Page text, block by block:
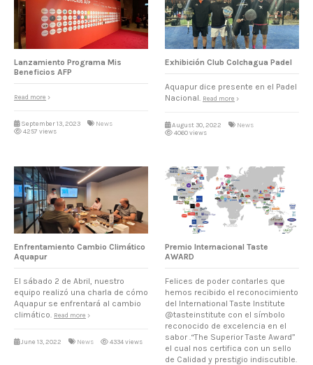
Lanzamiento Programa Mis
Beneficios AFP
Read more
September 13, 2023
News
4257 views
Exhibición Club Colchagua Padel
Aquapur dice presente en el Padel
Nacional.
Read more
August 30, 2022
News
4060 views
Enfrentamiento Cambio Climático
Aquapur
El sábado 2 de Abril, nuestro
equipo realizó una charla de cómo
Aquapur se enfrentará al cambio
climático.
Read more
June 13, 2022 News 4334 views
Premio Internacional Taste
AWARD
Felices de poder contarles que
hemos recibido el reconocimiento
del International Taste Institute
@tasteinstitute con el símbolo
reconocido de excelencia en el
sabor .“The Superior Taste Award”
el cual nos certifica con un sello
de Calidad y prestigio indiscutible.